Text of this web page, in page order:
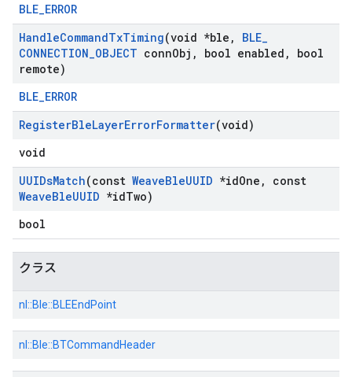
BLE_ERROR
HandleCommandTxTiming(void *ble , BLE_
CONNECTION_OBJECT connObj , bool enabled ,
bool
remote)
BLE_ERROR
RegisterBleLayerErrorFormatter(void)
void
UUIDsMatch(const WeaveBleUUID *idOne ,
const
WeaveBleUUID *idTwo)
bool
クラス
nl::Ble::BLEEndPoint
nl::Ble::BTCommandHeader